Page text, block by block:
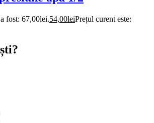
fost: 67,00lei.54,00leiPrețul curent este: